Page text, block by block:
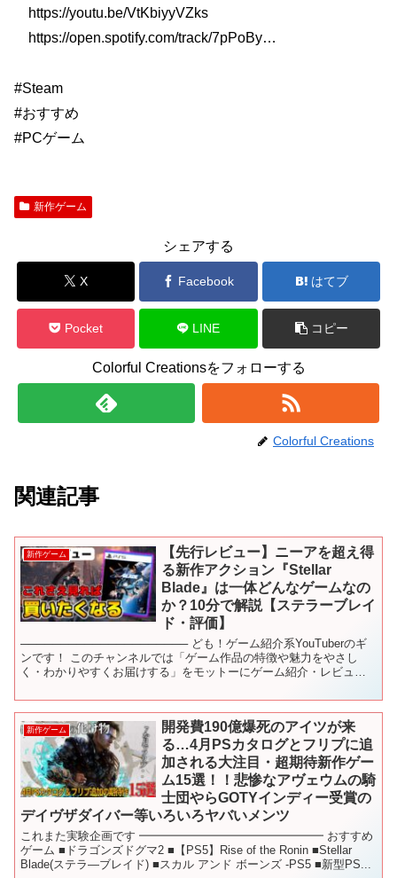
https://youtu.be/VtKbiyyVZks​
https://open.spotify.com/track/7pPoBy​…
#Steam
#おすすめ
#PCゲーム
新作ゲーム
シェアする
X Facebook はてブ
Pocket LINE コピー
Colorful Creationsをフォローする
Colorful Creations
関連記事
新作ゲーム
【先行レビュー】ニーアを超え得
る新作アクション『Stellar
Blade』は一体どんなゲームなの
か？10分で解説【ステラーブレイ
ド・評価】
───────────────────── ども！ゲーム紹介系YouTuberのギ
ンです！ このチャンネルでは「ゲーム作品の特徴や魅力をやさし
く・わかりやすくお届けする」をモットーにゲーム紹介・レビュ
新作ゲーム
開発費190億爆死のアイツが来
る…4月PSカタログとフリプに追
加される大注目・超期待新作ゲー
ム15選！！悲惨なアヴェウムの騎
士団やらGOTYインディー受賞の
デイヴザダイバー等いろいろヤバいメンツ
これまた実験企画です ━━━━━━━━━━━━━━━━ おすすめ
ゲーム ■ドラゴンズドグマ2 ■【PS5】Rise of the Ronin ■Stellar
Blade(ステラ―ブレイド) ■スカル アンド ボーンズ -PS5 ■新型PS...